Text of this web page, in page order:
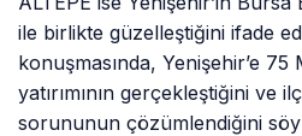
ile birlikte güzelleştiğini ifade
konuşmasında, Yenişehir’e 75
yatırımının gerçekleştiğini ve
sorununun çözümlendiğini